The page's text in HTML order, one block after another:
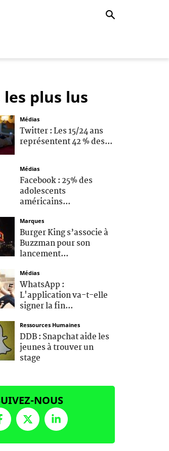
plus lus
Médias
Twitter : Les 15/24 ans
représentent 42 % des...
Médias
Facebook : 25% des
adolescents
américains...
Marques
Burger King s’associe à
Buzzman pour son
lancement...
Médias
WhatsApp :
L'application va-t-elle
signer la fin...
Ressources Humaines
DDB : Snapchat aide les
jeunes à trouver un
stage
NOUS